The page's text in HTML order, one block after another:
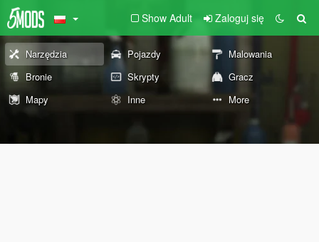
Show Adult Zaloguj się
Narzędzia Pojazdy
Malowania
Bronie
Skrypty
Gracz
Mapy
Inne More